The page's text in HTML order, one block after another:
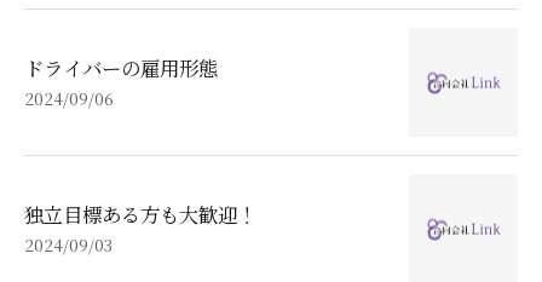
ドライバーの雇用形態
2024/09/06
独立目標ある方も大歓迎！
2024/09/03